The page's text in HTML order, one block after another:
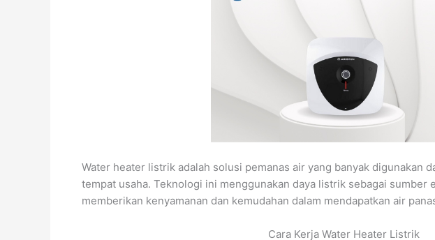
Water heater listrik adalah solusi pemanas air yang banyak digunakan
tempat usaha. Teknologi ini menggunakan daya listrik sebagai sumber
memberikan kenyamanan dan kemudahan dalam mendapatkan air
Cara Kerja Water Heater Listrik